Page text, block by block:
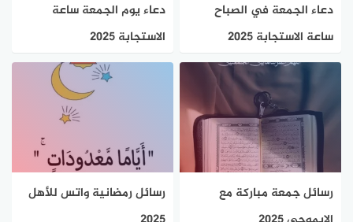
دعاء الجمعة في الصباح
ساعة الاستجابة 2025
دعاء يوم الجمعة ساعة
الاستجابة 2025
رسائل جمعة مباركة مع
رسائل رمضانية واتس للأهل